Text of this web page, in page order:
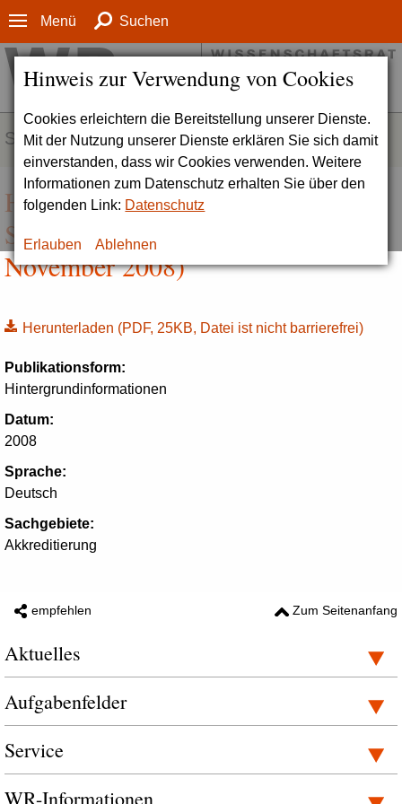
Hinweis zur Verwendung von Cookies
Cookies erleichtern die Bereitstellung unserer Dienste.
Mit der Nutzung unserer Dienste erklären Sie sich damit
einverstanden, dass wir Cookies verwenden. Weitere
Informationen zum Datenschutz erhalten Sie über den
folgenden Link: Datenschutz
Erlauben Ablehnen
Menü Suchen
SERVICE
Hintergrundinformation zur Hertie
School of Governance (7.
November 2008)
Herunterladen (PDF, 25KB, Datei ist nicht barrierefrei)
Publikationsform:
Hintergrundinformationen
Datum:
2008
Sprache:
Deutsch
Sachgebiete:
Akkreditierung
empfehlen Zum Seitenanfang
Aktuelles
Aufgabenfelder
Service
WR-Informationen